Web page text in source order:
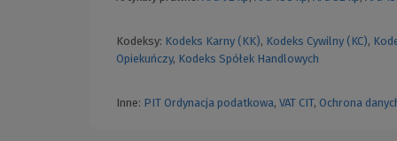
Kodeksy: Kodeks Karny (KK), Kodeks Cywilny (KC),
Opiekuńczy, Kodeks Spółek Handlowych
Inne: PIT Ordynacja podatkowa, VAT CIT, Ochrona